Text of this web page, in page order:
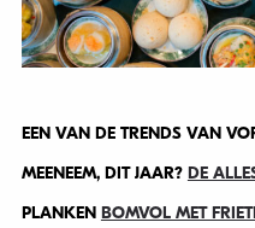
EEN VAN DE TRENDS VAN
MEENEEM, DIT JAAR? DE
PLANKEN BOMVOL MET